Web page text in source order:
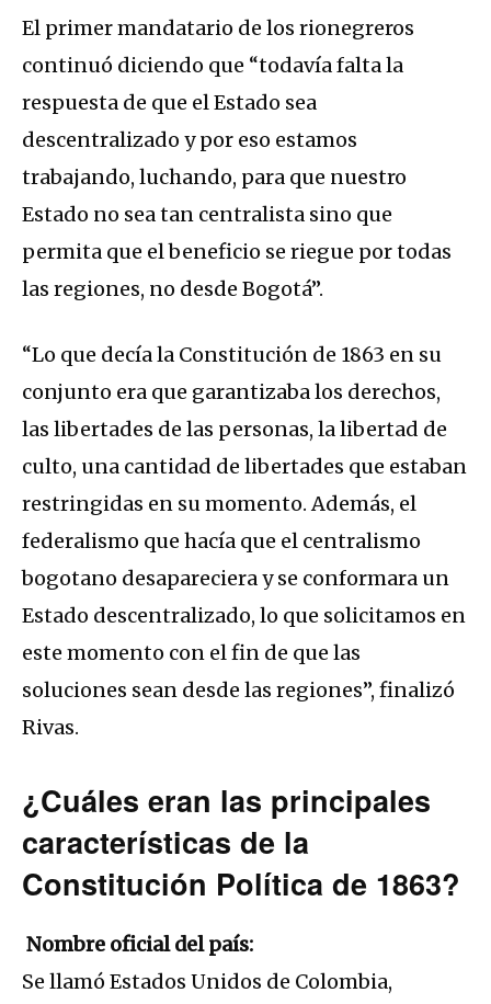
El primer mandatario de los rionegreros
continuó diciendo que “todavía falta la
respuesta de que el Estado sea
descentralizado y por eso estamos
trabajando, luchando, para que nuestro
Estado no sea tan centralista sino que
permita que el beneficio se riegue por todas
las regiones, no desde Bogotá”.
“Lo que decía la Constitución de 1863 en su
conjunto era que garantizaba los derechos,
las libertades de las personas, la libertad de
culto, una cantidad de libertades que estaban
restringidas en su momento. Además, el
federalismo que hacía que el centralismo
bogotano desapareciera y se conformara un
Estado descentralizado, lo que solicitamos en
este momento con el fin de que las
soluciones sean desde las regiones”, finalizó
Rivas.
¿Cuáles eran las principales
características de la
Constitución Política de 1863?
Nombre oficial del país:
Se llamó Estados Unidos de Colombia,